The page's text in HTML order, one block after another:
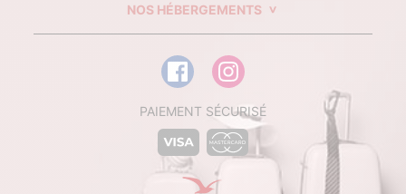
NOS HÉBERGEMENTS
PAIEMENT SÉCURISÉ